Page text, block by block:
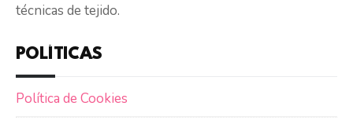
técnicas de tejido.
POLÍTICAS
Política de Cookies